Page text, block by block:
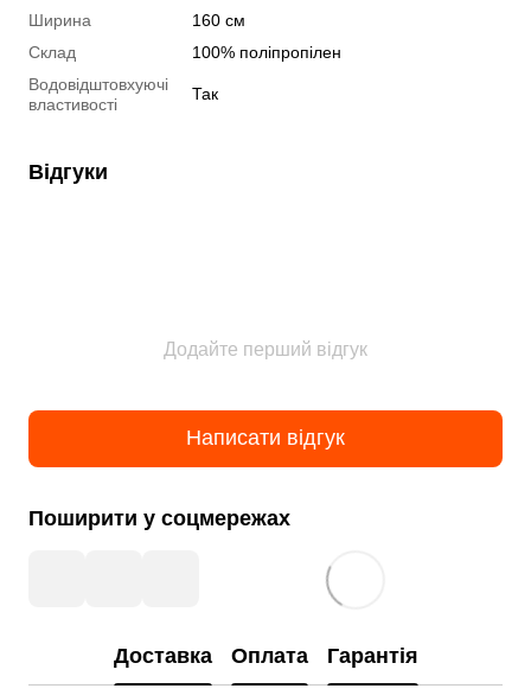
Ширина
160 см
Склад
100% поліпропілен
Водовідштовхуючі
властивості
Так
Відгуки
Додайте перший відгук
Написати відгук
Поширити у соцмережах
Доставка Оплата Гарантія